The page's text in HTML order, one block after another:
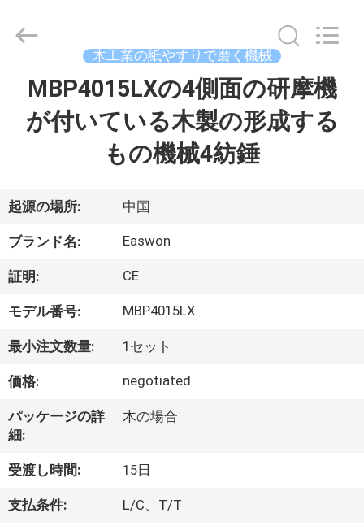
ダ
ク
ト
私
に
つ
い
て
2026
木工業の紙やすりで磨く機械
MBP4015LXの4側面の研摩機
が付いている木製の形成する
もの機械4紡錘
起源の場所: 中国
ブランド名: Easwon
証明: CE
モデル番号: MBP4015LX
最小注文数量: 1セット
価格: negotiated
パッケージの詳
細:
木の場合
受渡し時間: 15日
支払条件: L/C、T/T